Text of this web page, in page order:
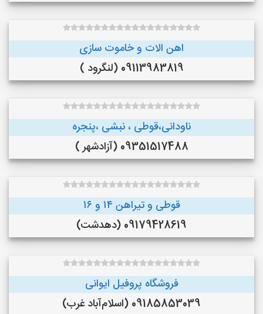
اهن الات و خاموت سازی
09113983819 (لنگرود )
ناودانی،قوطی ، نبشی ،پنجره
09351517488 (آزادشهر )
قوطی و تیراهن ۱۴ و ۱۶
09179428619 (دهدشت)
فروشگاه پروفیل ایوانی
09185853039 (اسلام‌آباد غرب)